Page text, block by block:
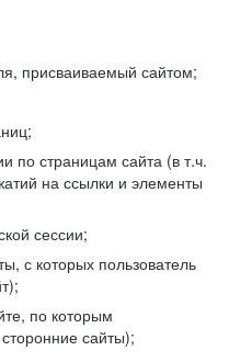
присваиваемый сайтом;
страницам сайта (в т.ч.
на ссылки и элементы
сессии;
с которых пользователь
по которым
сайты);